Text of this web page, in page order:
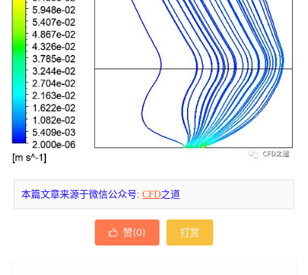
本篇文章来源于微信公众号: CFD之道
 赞(0) 打赏